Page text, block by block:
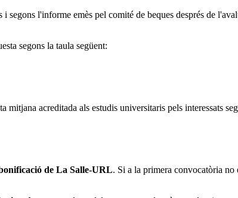
l'informe emès pel comité de beques després de
segons la taula següent:
mitjana acreditada als estudis universitaris pels interessats
de La Salle-URL. Si a la primera convocatòria no